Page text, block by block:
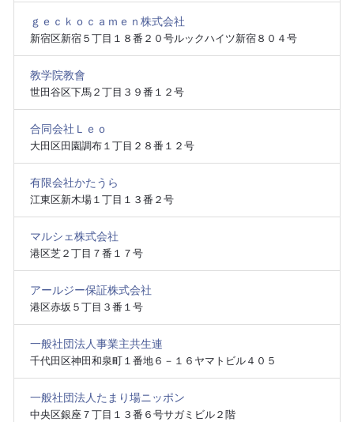
ｇｅｃｋｏｃａｍｅｎ株式会社
新宿区新宿５丁目１８番２０号ルックハイツ新宿８０４号
教学院教會
世田谷区下馬２丁目３９番１２号
合同会社Ｌｅｏ
大田区田園調布１丁目２８番１２号
有限会社かたうら
江東区新木場１丁目１３番２号
マルシェ株式会社
港区芝２丁目７番１７号
アールジー保証株式会社
港区赤坂５丁目３番１号
一般社団法人事業主共生連
千代田区神田和泉町１番地６－１６ヤマトビル４０５
一般社団法人たまり場ニッポン
中央区銀座７丁目１３番６号サガミビル２階